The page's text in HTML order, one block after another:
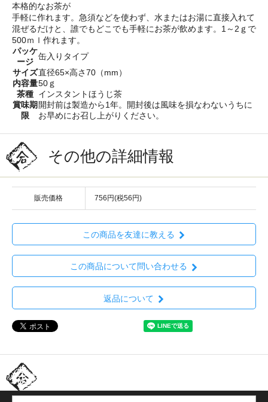
本格的なお茶が
手軽に作れます。急須などを使わず、水またはお湯に直接入れて
混ぜるだけと、誰でもどこでも手軽にお茶が飲めます。1～2ｇで
500ｍｌ作れます。
パッケ
ージ
缶入りタイプ
サイズ直径65×高さ70（mm）
内容量50ｇ
茶種 インスタントほうじ茶
賞味期
限
開封前は製造から1年。開封後は風味を損なわないうちに
お早めにお召し上がりください。
その他の詳細情報
販売価格 756円(税56円)
この商品を友達に教える
この商品について問い合わせる
返品について
ほかの商品を探す